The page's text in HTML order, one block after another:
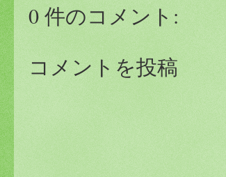
0 件のコメント:
コメントを投稿